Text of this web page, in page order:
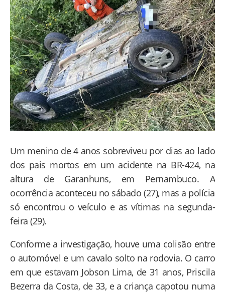
Um menino de 4 anos sobreviveu por dias ao lado
dos pais mortos em um acidente na BR-424, na
altura de Garanhuns, em Pernambuco. A
ocorrência aconteceu no sábado (27), mas a polícia
só encontrou o veículo e as vítimas na segunda-
feira (29).
Conforme a investigação, houve uma colisão entre
o automóvel e um cavalo solto na rodovia. O carro
em que estavam Jobson Lima, de 31 anos, Priscila
Bezerra da Costa, de 33, e a criança capotou numa